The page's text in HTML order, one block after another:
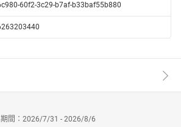
。
受布農族語與華語兩種語文聽故事以及母
無盡的寶藏── 布農族神話傳說有聲書序／
60f2-3c29-b7af-b33baf55b880
間：2026/7/31 - 2026/8/6